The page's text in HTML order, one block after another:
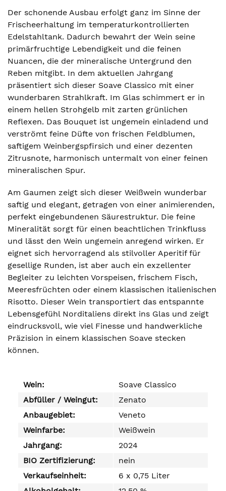
Der schonende Ausbau erfolgt ganz im Sinne der
Frischeerhaltung im temperaturkontrollierten
Edelstahltank. Dadurch bewahrt der Wein seine
primärfruchtige Lebendigkeit und die feinen
Nuancen, die der mineralische Untergrund den
Reben mitgibt. In dem aktuellen Jahrgang
präsentiert sich dieser Soave Classico mit einer
wunderbaren Strahlkraft. Im Glas schimmert er in
einem hellen Strohgelb mit zarten grünlichen
Reflexen. Das Bouquet ist ungemein einladend und
verströmt feine Düfte von frischen Feldblumen,
saftigem Weinbergspfirsich und einer dezenten
Zitrusnote, harmonisch untermalt von einer feinen
mineralischen Spur.
Am Gaumen zeigt sich dieser Weißwein wunderbar
saftig und elegant, getragen von einer animierenden,
perfekt eingebundenen Säurestruktur. Die feine
Mineralität sorgt für einen beachtlichen Trinkfluss
und lässt den Wein ungemein anregend wirken. Er
eignet sich hervorragend als stilvoller Aperitif für
gesellige Runden, ist aber auch ein exzellenter
Begleiter zu leichten Vorspeisen, frischem Fisch,
Meeresfrüchten oder einem klassischen italienischen
Risotto. Dieser Wein transportiert das entspannte
Lebensgefühl Norditaliens direkt ins Glas und zeigt
eindrucksvoll, wie viel Finesse und handwerkliche
Präzision in einem klassischen Soave stecken
können.
Wein:
Soave Classico
Abfüller / Weingut:
Zenato
Anbaugebiet:
Veneto
Weinfarbe:
Weißwein
Jahrgang:
2024
BIO Zertifizierung:
nein
Verkaufseinheit:
6 x 0,75 Liter